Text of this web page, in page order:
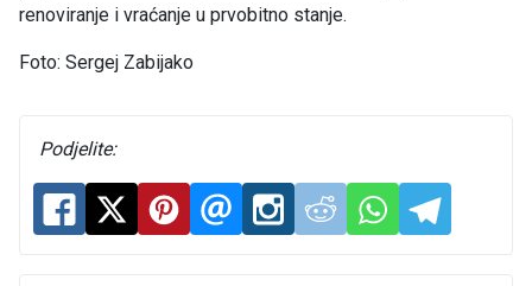
renoviranje i vraćanje u prvobitno stanje.
Foto: Sergej Zabijako
Podjelite: